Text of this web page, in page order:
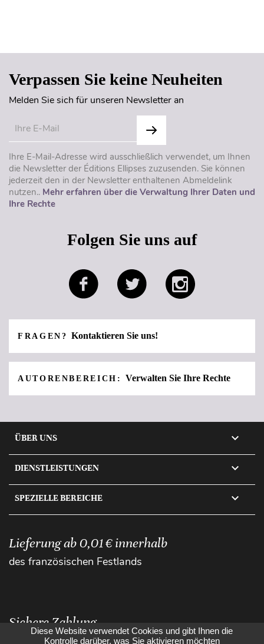
Verpassen Sie keine Neuheiten
Melden Sie sich für unseren Newsletter an
Ihre E-Mail-Adresse wird ausschließlich verwendet, um Ihnen
die Newsletter der Éditions Ellipses zuzusenden. Sie können
jederzeit den in der Newsletter enthaltenen Abmeldelink
nutzen.. Mehr erfahren über die Verwaltung Ihrer Daten und
Ihre Rechte
Folgen Sie uns auf
FRAGEN?Kontaktieren Sie uns!
AUTORENBEREICH:Verwalten Sie Ihre Rechte
ÜBER UNS 
DIENSTLEISTUNGEN 
SPEZIELLE BEREICHE 
Lieferung ab 0,01 € innerhalb
des französischen Festlands
Sichere Zahlung
Diese Website verwendet Cookies und gibt Ihnen die
Kontrolle darüber, was Sie aktivieren möchten